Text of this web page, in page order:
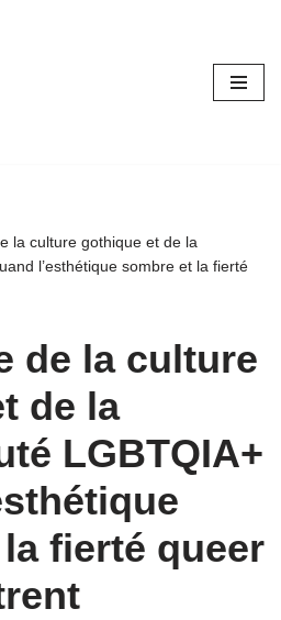
la culture gothique et de la
l’esthétique sombre et la fierté
de la culture
de la
LGBTQIA+
fierté queer